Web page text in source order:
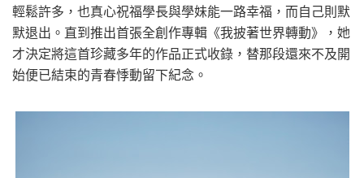
輕鬆許多，也真心祝福學長與學妹能一路幸福，而自己則默
默退出。直到推出首張全創作專輯《我披著世界轉動》，她
才決定將這首珍藏多年的作品正式收錄，替那段還來不及開
始便已結束的青春悸動留下紀念。